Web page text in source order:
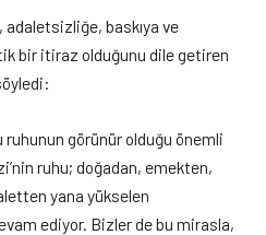
adaletsizliğe, baskıya ve
bir itiraz olduğunu dile getiren
ruhunun görünür olduğu önemli
ruhu; doğadan, emekten,
yana yükselen
ediyor. Bizler de bu mirasla,